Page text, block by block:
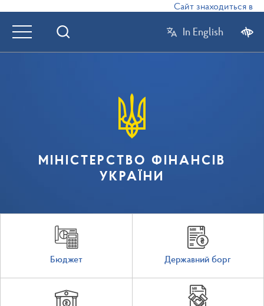
Сайт знаходиться в
In English
МІНІСТЕРСТВО ФІНАНСІВ
УКРАЇНИ
Бюджет Державний борг